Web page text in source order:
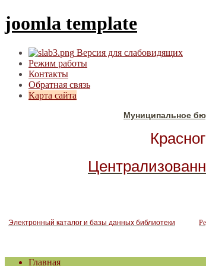
joomla template
Версия для слабовидящих
Режим работы
Контакты
Обратная связь
Карта сайта
Муниципальное
Электронный каталог и базы данных библиотеки
Главная